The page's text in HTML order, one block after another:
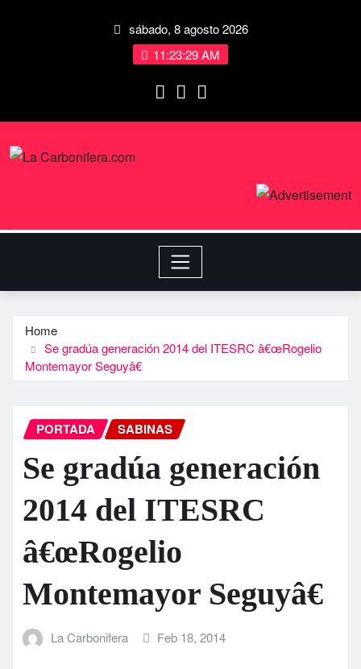
sábado, 8 agosto 2026
11:23:29 AM
Home
Se gradúa generación 2014 del ITESRC â€œRogelio
Montemayor Seguyâ€
PORTADA SABINAS
Se gradúa generación
2014 del ITESRC
â€œRogelio
Montemayor Seguyâ€
La Carbonifera Feb 18, 2014